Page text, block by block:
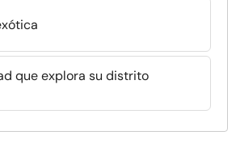
que explora su distrito